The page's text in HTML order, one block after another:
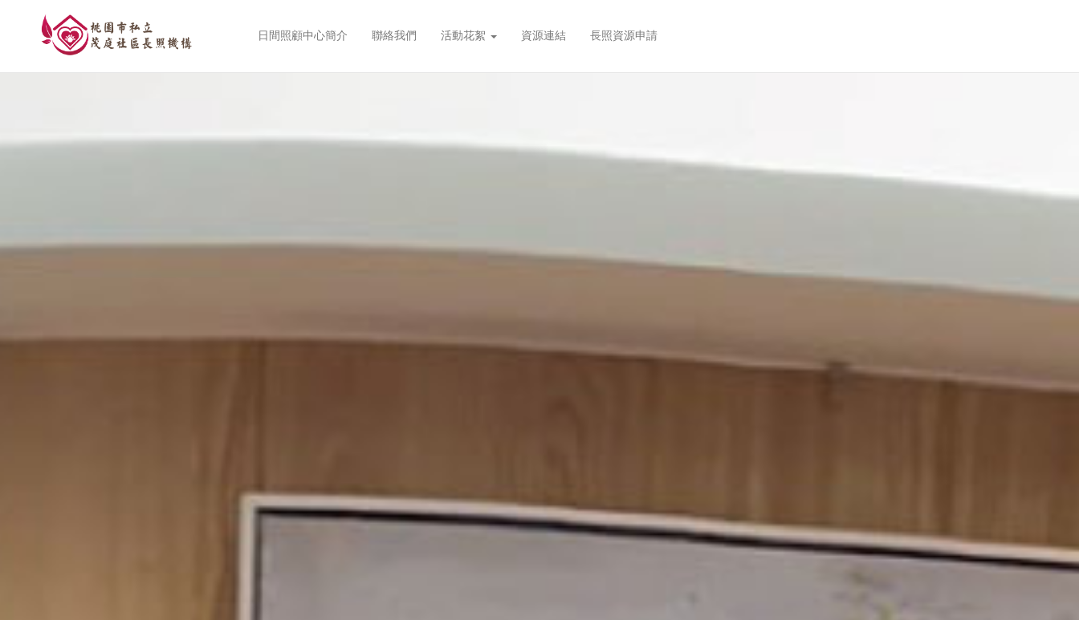
日間照顧中心簡介 聯絡我們 活動花絮 資源連結 長照資源申請